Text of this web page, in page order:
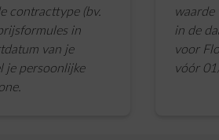
contracttype (bv.
in
van je
je persoonlijke
waarde
in de
voor
vóór